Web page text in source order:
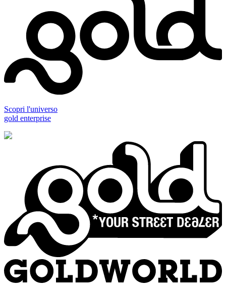
Scopri l'universo
gold enterprise